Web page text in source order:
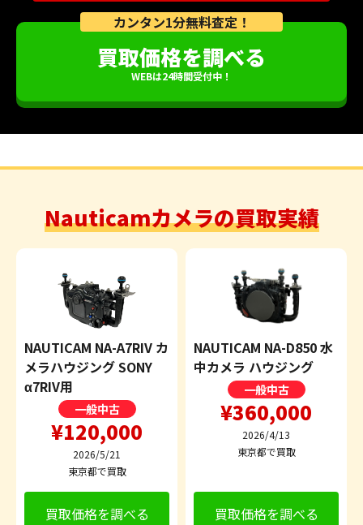
カンタン1分無料査定！
買取価格を調べる
WEBは24時間受付中！
Nauticamカメラの買取実績
NAUTICAM NA-A7RIV カ
メラハウジング SONY
α7RIV用
一般中古
¥120,000
2026/5/21
東京都で買取
買取価格を調べる
NAUTICAM NA-D850 水
中カメラ ハウジング
一般中古
¥360,000
2026/4/13
東京都で買取
買取価格を調べる